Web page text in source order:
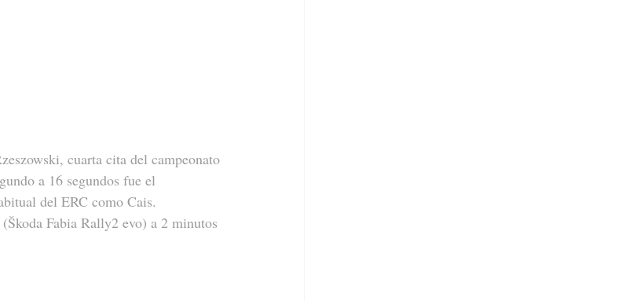
cuarta cita del campeonato
a 16 segundos fue el
del ERC como Cais.
Fabia Rally2 evo) a 2 minutos